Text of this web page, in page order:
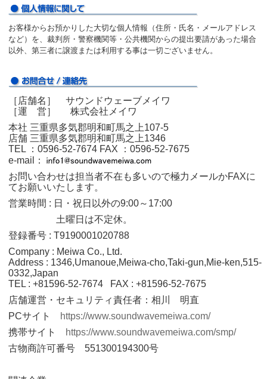
お客様からお預かりした大切な個人情報（住所・氏名・メールアドレス
など）を、裁判所・警察機関等・公共機関からの提出要請があった場合
以外、第三者に譲渡または利用する事は一切ございません。
［店舗名］ サウンドウェーブメイワ
［運 営］ 株式会社メイワ
本社 三重県多気郡明和町馬之上107-5
店舗 三重県多気郡明和町馬之上1346
TEL ：0596‐52‐7674 FAX ：0596‐52‐7675
e-mail：
お問い合わせは担当者不在も多いので極力メールかFAXに
てお願いいたします。
営業時間 : 日・祝日以外の9:00～17:00
土曜日は不定休。
登録番号 : T9190001020788
Company : Meiwa Co., Ltd.
Address : 1346,Umanoue,Meiwa-cho,Taki-gun,Mie-ken,515-
0332,Japan
TEL : +81596-52-7674 FAX : +81596-52-7675
店舗運営・セキュリティ責任者：相川 明直
PCサイト
https://www.soundwavemeiwa.com/
携帯サイト
https://www.soundwavemeiwa.com/smp/
古物商許可番号 551300194300号